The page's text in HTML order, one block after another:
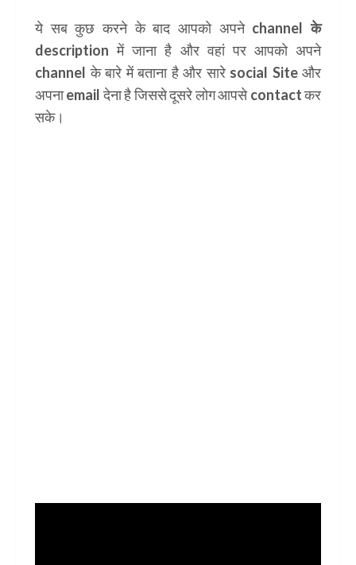
ये सब कुछ करने के बाद आपको अपने channel के
descriptionमें जाना है और वहां पर आपको अपने
channel के बारे में बताना है और सारे social Site और
अपना email देना है जिससे दूसरे लोग आपसे contact कर
सके।